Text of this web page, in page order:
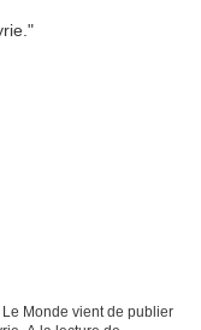
Monde vient de publier